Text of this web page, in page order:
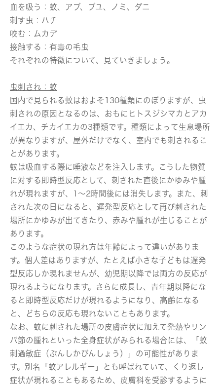
血を吸う：蚊、アブ、ブユ、ノミ、ダニ
刺す虫：ハチ
咬む：ムカデ
接触する：有毒の毛虫
それぞれの特徴について、見ていきましょう。
虫刺され：蚊
国内で見られる蚊はおよそ130種類にのぼりますが、虫
刺されの原因となるのは、おもにヒトスジシマカとアカ
イエカ、チカイエカの3種類です。種類によって生息場所
が異なりますが、屋外だけでなく、室内でも刺されるこ
とがあります。
蚊は吸血する際に唾液などを注入します。こうした物質
に対する即時型反応として、刺された直後にかゆみや腫
れが現れますが、1～2時間後には消失します。また、刺
された次の日になると、遅発型反応として再び刺された
場所にかゆみが出てきたり、赤みや腫れが生じることが
あります。
このような症状の現れ方は年齢によって違いがありま
す。個人差はありますが、たとえば小さな子どもは遅発
型反応しか現れませんが、幼児期以降では両方の反応が
現れるようになります。さらに成長し、青年期以降にな
ると即時型反応だけが現れるようになり、高齢になる
と、どちらの反応も現れないこともあります。
なお、蚊に刺された場所の皮膚症状に加えて発熱やリン
パ節の腫れといった全身症状がみられる場合には、「蚊
刺過敏症（ぶんしかびんしょう）」の可能性がありま
す。別名「蚊アレルギー」とも呼ばれていて、くり返し
症状が現れることもあるため、皮膚科を受診するように